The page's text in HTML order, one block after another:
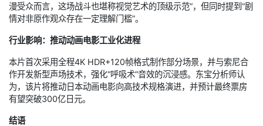
漫受众而言，这场战斗也堪称视觉艺术的顶级示范”，但同时提到“剧
情对非原作观众存在一定理解门槛”。
行业影响：推动动画电影工业化进程
本片首次采用全程4K HDR+120帧格式制作部分场景，并与索尼合
作开发新型声场技术，强化“呼吸术”音效的沉浸感。东宝分析师认
为，该片将推动日本动画电影向高技术规格演进，并预计最终票房
有望突破300亿日元。
结语